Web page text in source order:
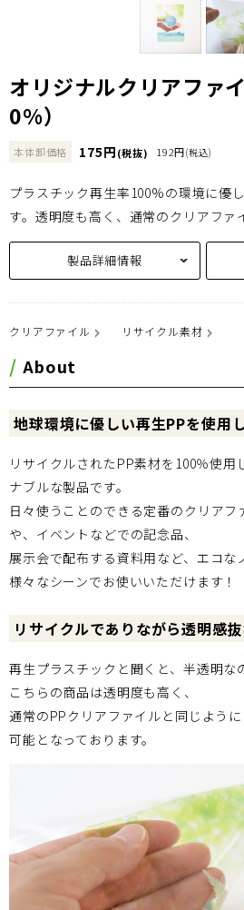
オリジナルクリアファ
0%）
本体卸価格 175円(税抜) 192円(税込)
プラスチック再生率100%の環境に優
す。透明度も高く、通常のクリアファ
製品詳細情報
クリアファイル リサイクル素材
About
地球環境に優しい再生PPを使用
リサイクルされたPP素材を100％使用
ナブルな製品です。
日々使うことのできる定番のクリア
や、イベントなどでの記念品、
展示会で配布する資料用など、エコな
様々なシーンでお使いいただけます！
リサイクルでありながら透明感抜
再生プラスチックと聞くと、半透明な
こちらの商品は透明度も高く、
通常のPPクリアファイルと同じよう
可能となっております。